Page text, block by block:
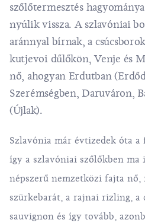
szőlőtermesztés
nyúlik vissza. A szlavóniai
aránnyal bírnak, a
kutjevoi dűlőkön, Venje és
nő, ahogyan Erdutban
Szerémségben, Daruváron,
(Újlak).
Szlavónia már évtizedek óta a
így a szlavóniai szőlőkben ma
népszerű nemzetközi fajta
szürkebarát, a rajnai rizling, a
sauvignon és így tovább,